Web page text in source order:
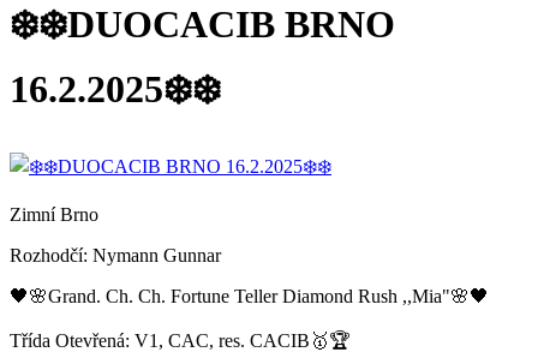
❄️❄️DUOCACIB BRNO
16.2.2025❄️❄️
Zimní Brno
Rozhodčí: Nymann Gunnar
🖤🌸Grand. Ch. Ch. Fortune Teller Diamond Rush ,,Mia"🌸🖤
Třída Otevřená: V1, CAC, res. CACIB🥇🏆